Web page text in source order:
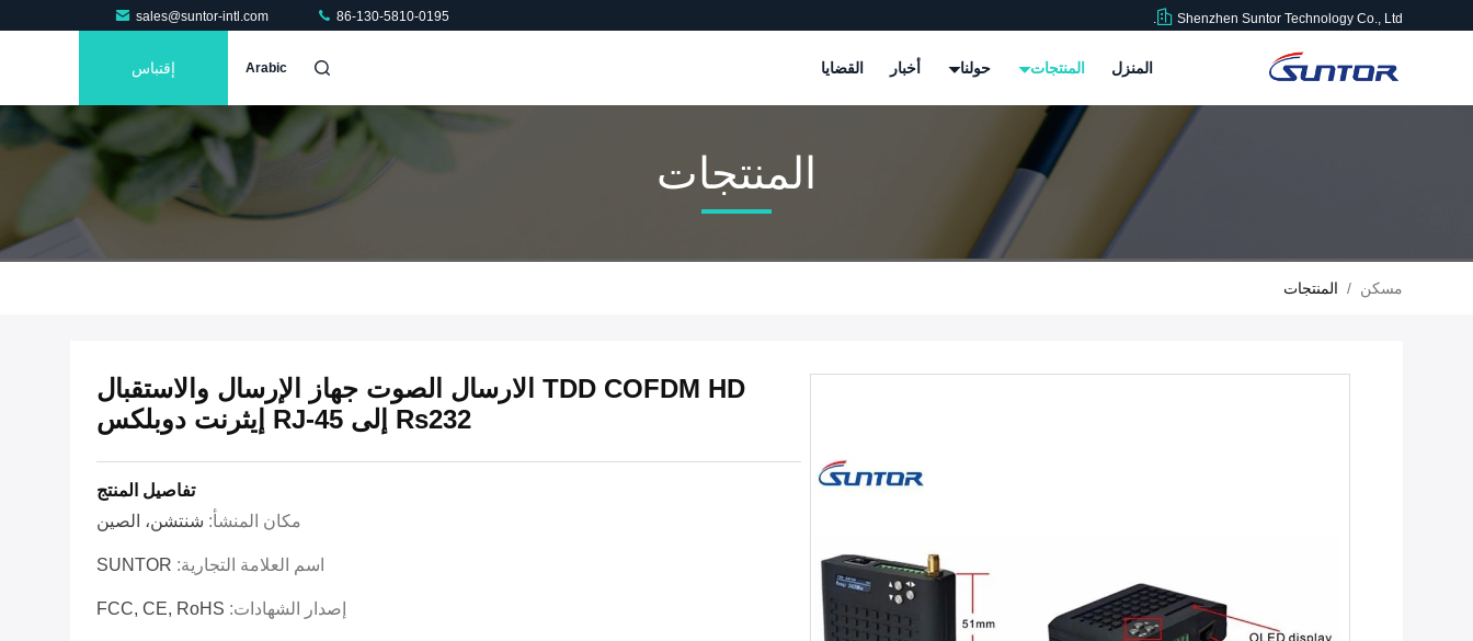
Shenzhen Suntor Technology Co., Ltd.
sales@suntor-intl.com 86-130-5810-0195
المنزل المنتجات حولنا أخبار القضايا Arabic إقتباس
المنتجات
مسكن / المنتجات
TDD COFDM HD الارسال الصوت جهاز الإرسال والاستقبال
Rs232 إلى RJ-45 إيثرنت دوبلكس
تفاصيل المنتج
مكان المنشأ: شنتشن، الصين
اسم العلامة التجارية: SUNTOR
إصدار الشهادات: FCC, CE, RoHS